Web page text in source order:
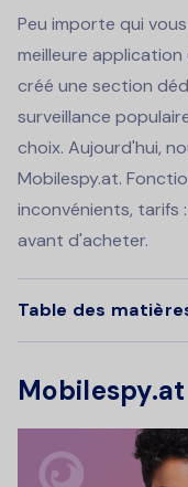
Peu importe qui
meilleure
créé une section
surveillance
choix. Aujourd'hui,
Mobilespy.at.
inconvénients, tarifs
avant d'acheter.
Table des